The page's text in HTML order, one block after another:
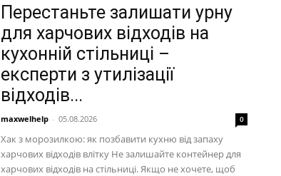
Перестаньте залишати урну
для харчових відходів на
кухонній стільниці –
експерти з утилізації
відходів...
maxwelhelp - 05.08.2026 0
Хак з морозилкою: як позбавити кухню від запаху
харчових відходів влітку Не залишайте контейнер для
харчових відходів на стільниці. Якщо не хочете, щоб